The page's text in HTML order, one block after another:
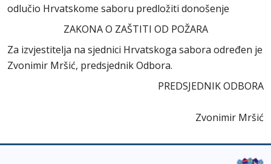
odlučio Hrvatskome saboru predložiti donošenje
ZAKONA O ZAŠTITI OD POŽARA
Za izvjestitelja na sjednici Hrvatskoga sabora određen je
Zvonimir Mršić, predsjednik Odbora.
PREDSJEDNIK ODBORA
Zvonimir Mršić